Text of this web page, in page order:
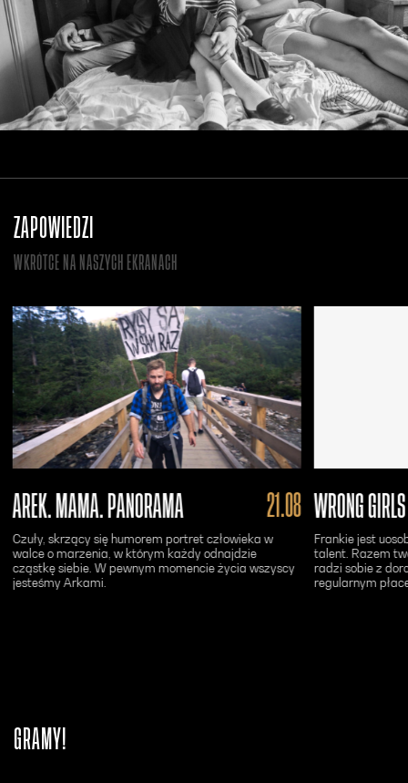
ZAPOWIEDZI
WKRÓTCE NA NASZYCH EKRANACH
AREK. MAMA. PANORAMA 21.08
Czuły, skrzący się humorem portret człowieka w
walce o marzenia, w którym każdy odnajdzie
cząstkę siebie. W pewnym momencie życia wszyscy
jesteśmy Arkami.
WRONG GIRLS
Frankie jest
talent. Razem
radzi sobie z
regularnym
GRAMY!